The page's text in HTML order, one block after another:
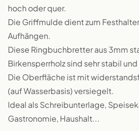
hoch oder quer.
Die Griffmulde dient zum
Aufhängen.
Diese Ringbuchbretter aus 3mm
Birkensperrholz sind sehr stabil
Die Oberfläche ist mit
(auf Wasserbasis) versiegelt.
Ideal als Schreibunterlage,
Gastronomie, Haushalt...